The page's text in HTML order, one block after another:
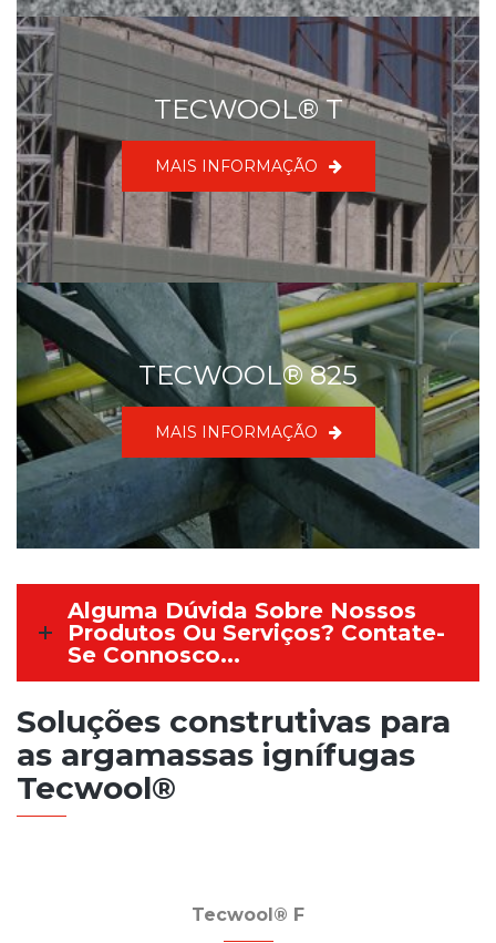
TECWOOL® T
MAIS INFORMAÇÃO
TECWOOL® 825
MAIS INFORMAÇÃO
Alguma Dúvida Sobre Nossos
Produtos Ou Serviços? Contate-
Se Connosco...
Soluções construtivas para
as argamassas ignífugas
Tecwool®
Tecwool® F